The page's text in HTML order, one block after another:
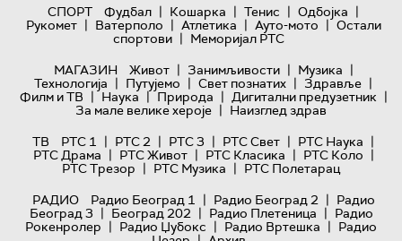
СПОРТ
Фудбал | Кошарка | Тенис | Одбојка |
Рукомет | Ватерполо | Атлетика | Ауто-мото | Остали
спортови | Меморијал РТС
МАГАЗИН
Живот | Занимљивости | Музика |
Технологијa | Путујемо | Свет познатих | Здравље |
Филм и ТВ | Наука | Природа | Дигитални предузетник |
За мале велике хероје | Наизглед здрав
ТВ
РТС 1 | РТС 2 | РТС 3 | РТС Свет | РТС Наука |
РТС Драма | РТС Живот | РТС Класика | РТС Коло |
РТС Трезор | РТС Музика | РТС Полетарац
РАДИО
Радио Београд 1 | Радио Београд 2 | Радио
Београд 3 | Београд 202 | Радио Плетеница | Радио
Рокенролер | Радио Џубокс | Радио Вртешка | Радио